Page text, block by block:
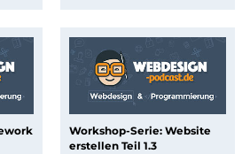
Workshop-Serie: Website
erstellen Teil 1.3